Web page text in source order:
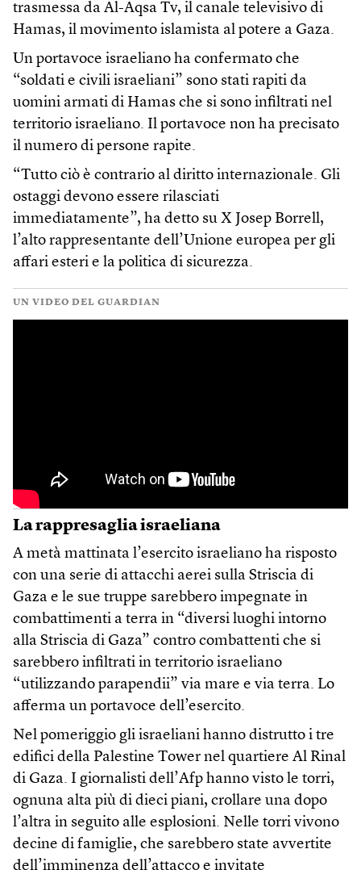
trasmessa da Al-Aqsa Tv, il canale televisivo di
Hamas, il movimento islamista al potere a Gaza.
Un portavoce israeliano ha confermato che
“soldati e civili israeliani” sono stati rapiti da
uomini armati di Hamas che si sono infiltrati nel
territorio israeliano. Il portavoce non ha precisato
il numero di persone rapite.
“Tutto ciò è contrario al diritto internazionale. Gli
ostaggi devono essere rilasciati
immediatamente”, ha detto su X Josep Borrell,
l’alto rappresentante dell’Unione europea per gli
affari esteri e la politica di sicurezza.
UN VIDEO DEL GUARDIAN
La rappresaglia israeliana
A metà mattinata l’esercito israeliano ha risposto
con una serie di attacchi aerei sulla Striscia di
Gaza e le sue truppe sarebbero impegnate in
combattimenti a terra in “diversi luoghi intorno
alla Striscia di Gaza” contro combattenti che si
sarebbero infiltrati in territorio israeliano
“utilizzando parapendii” via mare e via terra. Lo
afferma un portavoce dell’esercito.
Nel pomeriggio gli israeliani hanno distrutto i tre
edifici della Palestine Tower nel quartiere Al Rinal
di Gaza. I giornalisti dell’Afp hanno visto le torri,
ognuna alta più di dieci piani, crollare una dopo
l’altra in seguito alle esplosioni. Nelle torri vivono
decine di famiglie, che sarebbero state avvertite
dell’imminenza dell’attacco e invitate